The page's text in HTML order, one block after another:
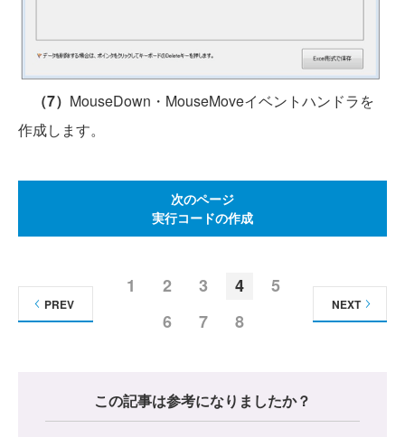
（7） MouseDown・MouseMoveイベントハンドラを
作成します。
次のページ
実行コードの作成
1 2 3 4
5
6
7 8
PREV NEXT
この記事は参考になりましたか？